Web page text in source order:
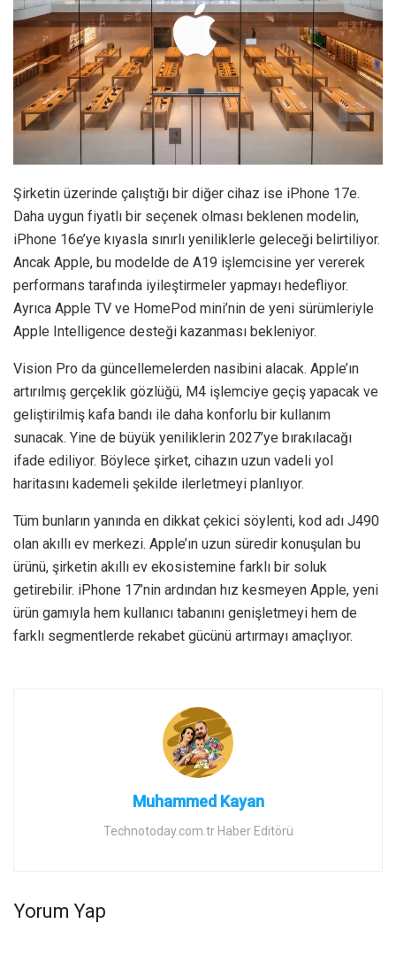
Şirketin üzerinde çalıştığı bir diğer cihaz ise iPhone 17e.
Daha uygun fiyatlı bir seçenek olması beklenen modelin,
iPhone 16e’ye kıyasla sınırlı yeniliklerle geleceği belirtiliyor.
Ancak Apple, bu modelde de A19 işlemcisine yer vererek
performans tarafında iyileştirmeler yapmayı hedefliyor.
Ayrıca Apple TV ve HomePod mini’nin de yeni sürümleriyle
Apple Intelligence desteği kazanması bekleniyor.
Vision Pro da güncellemelerden nasibini alacak. Apple’ın
artırılmış gerçeklik gözlüğü, M4 işlemciye geçiş yapacak ve
geliştirilmiş kafa bandı ile daha konforlu bir kullanım
sunacak. Yine de büyük yeniliklerin 2027’ye bırakılacağı
ifade ediliyor. Böylece şirket, cihazın uzun vadeli yol
haritasını kademeli şekilde ilerletmeyi planlıyor.
Tüm bunların yanında en dikkat çekici söylenti, kod adı J490
olan akıllı ev merkezi. Apple’ın uzun süredir konuşulan bu
ürünü, şirketin akıllı ev ekosistemine farklı bir soluk
getirebilir. iPhone 17’nin ardından hız kesmeyen Apple, yeni
ürün gamıyla hem kullanıcı tabanını genişletmeyi hem de
farklı segmentlerde rekabet gücünü artırmayı amaçlıyor.
Muhammed Kayan
Technotoday.com.tr Haber Editörü
Yorum Yap